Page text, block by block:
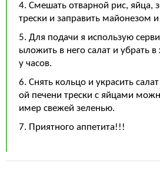
4. Смешать отварной рис, яйца,
трески и заправить майонезом
5. Для подачи я использую
ыложить в него салат и убрать
у часов.
6. Снять кольцо и украсить
ой печени трески с яйцами
имер свежей зеленью.
7. Приятного аппетита!!!